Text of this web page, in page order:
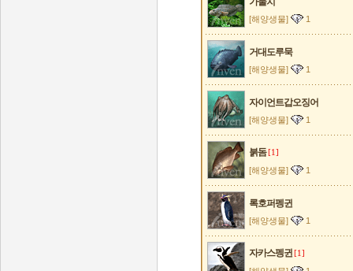
[해양생물] 1
거대도루묵
[해양생물] 1
자이언트갑오징어
[해양생물] 1
붉돔 [1]
[해양생물] 1
록호퍼펭귄
[해양생물] 1
자카스펭귄 [1]